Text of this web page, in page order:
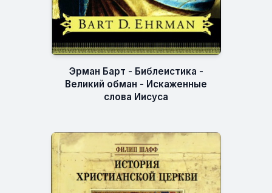
Эрман Барт - Библеистика -
Великий обман - Искаженные
слова Иисуса